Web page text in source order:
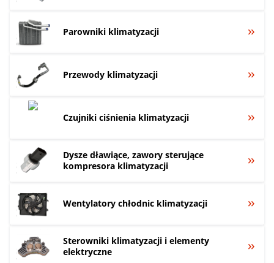
Parowniki klimatyzacji
Przewody klimatyzacji
Czujniki ciśnienia klimatyzacji
Dysze dławiące, zawory sterujące
kompresora klimatyzacji
Wentylatory chłodnic klimatyzacji
Sterowniki klimatyzacji i elementy
elektryczne